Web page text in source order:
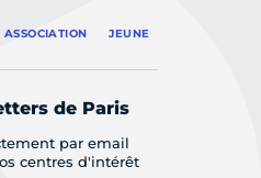
ASSOCIATION JEUNE
de Paris
par email
centres d'intérêt